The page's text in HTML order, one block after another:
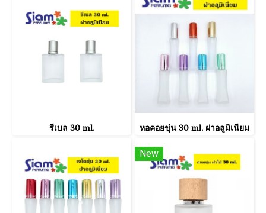
รีเบล 30 ml. หอคอยขุ่น 30 ml. ฝาอลูมิเนียม
New